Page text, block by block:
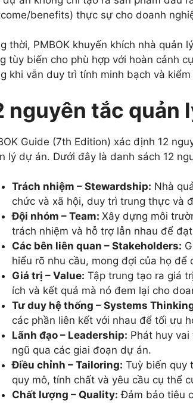
benefits) thực sự cho doanh
thời, PMBOK khuyến khích nhà quản
tùy biến cho phù hợp với hoàn cảnh
khi vẫn duy trì tính minh bạch và
nguyên tắc quản
Guide (7th Edition) xác định 12
lý dự án. Dưới đây là danh sách 12
Trách nhiệm – Stewardship: Nhà
chức và xã hội, duy trì trung thực và
Đội nhóm – Team: Xây dựng môi
trách nhiệm và hỗ trợ lẫn nhau để
Các bên liên quan – Stakeholders:
hiểu rõ nhu cầu, mong đợi của họ
Giá trị – Value: Tập trung tạo ra giá
ích và kết quả mà nó đem lại cho
Tư duy hệ thống – Systems
các phần liên kết với nhau để tối ưu
Lãnh đạo – Leadership: Phát huy
ngũ qua các giai đoạn dự án.
Điều chỉnh – Tailoring: Tuỳ biến quy
quy mô, tính chất và yêu cầu cụ thể
Chất lượng – Quality: Đảm bảo tiêu